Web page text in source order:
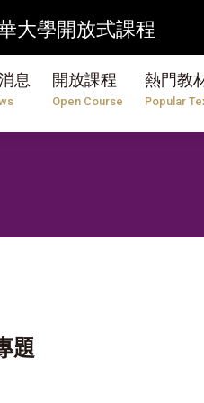
大學開放式課程
息 開放課程
Open Course
熱門教
Popular
】114學年度第
題